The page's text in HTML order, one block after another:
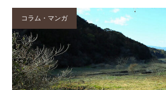
コラム・マンガ